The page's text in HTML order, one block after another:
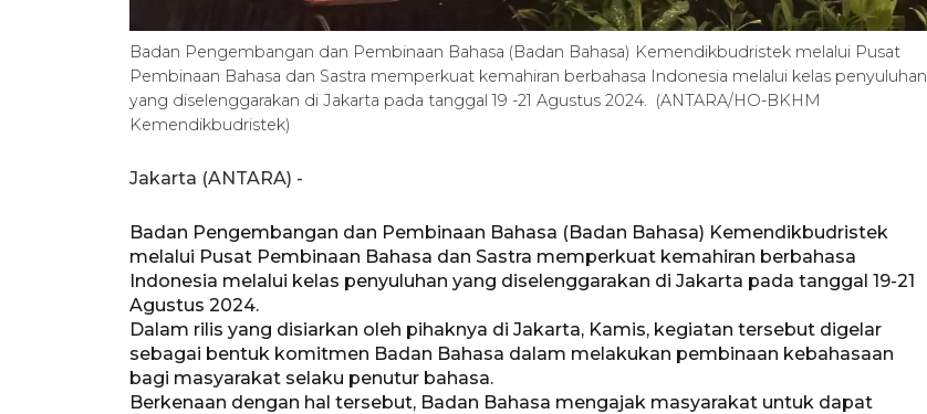
Badan Pengembangan dan Pembinaan Bahasa (Badan Bahasa) Kemendikbudristek melalui Pusat
Pembinaan Bahasa dan Sastra memperkuat kemahiran berbahasa Indonesia melalui kelas penyuluhan
yang diselenggarakan di Jakarta pada tanggal 19 -21 Agustus 2024. (ANTARA/HO-BKHM
Kemendikbudristek)
Jakarta (ANTARA) -
Badan Pengembangan dan Pembinaan Bahasa (Badan Bahasa) Kemendikbudristek
melalui Pusat Pembinaan Bahasa dan Sastra memperkuat kemahiran berbahasa
Indonesia melalui kelas penyuluhan yang diselenggarakan di Jakarta pada tanggal 19-21
Agustus 2024.
Dalam rilis yang disiarkan oleh pihaknya di Jakarta, Kamis, kegiatan tersebut digelar
sebagai bentuk komitmen Badan Bahasa dalam melakukan pembinaan kebahasaan
bagi masyarakat selaku penutur bahasa.
Berkenaan dengan hal tersebut, Badan Bahasa mengajak masyarakat untuk dapat